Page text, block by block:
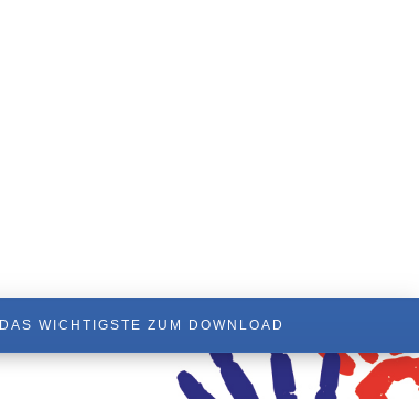
DAS WICHTIGSTE ZUM DOWNLOAD